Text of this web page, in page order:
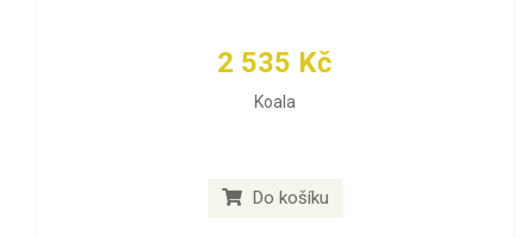
2 535 Kč
Koala
Do košíku